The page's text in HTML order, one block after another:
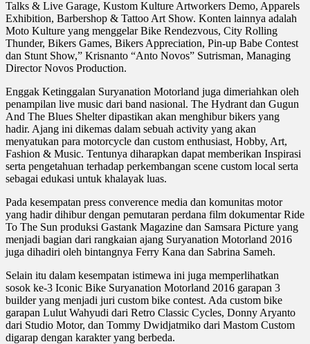
Talks & Live Garage, Kustom Kulture Artworkers Demo, Apparels
Exhibition, Barbershop & Tattoo Art Show. Konten lainnya adalah
Moto Kulture yang menggelar Bike Rendezvous, City Rolling
Thunder, Bikers Games, Bikers Appreciation, Pin-up Babe Contest
dan Stunt Show,” Krisnanto “Anto Novos” Sutrisman, Managing
Director Novos Production.
Enggak Ketinggalan Suryanation Motorland juga dimeriahkan oleh
penampilan live music dari band nasional. The Hydrant dan Gugun
And The Blues Shelter dipastikan akan menghibur bikers yang
hadir. Ajang ini dikemas dalam sebuah activity yang akan
menyatukan para motorcycle dan custom enthusiast, Hobby, Art,
Fashion & Music. Tentunya diharapkan dapat memberikan Inspirasi
serta pengetahuan terhadap perkembangan scene custom local serta
sebagai edukasi untuk khalayak luas.
Pada kesempatan press converence media dan komunitas motor
yang hadir dihibur dengan pemutaran perdana film dokumentar Ride
To The Sun produksi Gastank Magazine dan Samsara Picture yang
menjadi bagian dari rangkaian ajang Suryanation Motorland 2016
juga dihadiri oleh bintangnya Ferry Kana dan Sabrina Sameh.
Selain itu dalam kesempatan istimewa ini juga memperlihatkan
sosok ke-3 Iconic Bike Suryanation Motorland 2016 garapan 3
builder yang menjadi juri custom bike contest. Ada custom bike
garapan Lulut Wahyudi dari Retro Classic Cycles, Donny Aryanto
dari Studio Motor, dan Tommy Dwidjatmiko dari Mastom Custom
digarap dengan karakter yang berbeda.